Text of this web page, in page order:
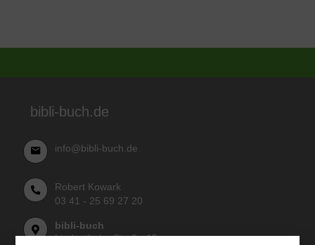
bibli-buch.de
info@bibli-buch.de
Robert Kowark
03 41 - 25 69 27 20
bibli-buch
Lindenthaler Straße 15